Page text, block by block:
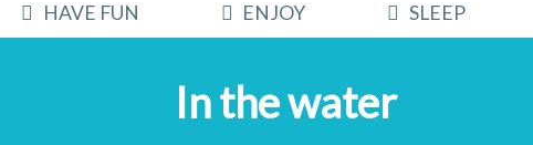
HAVE FUN ENJOY SLEEP
In the water